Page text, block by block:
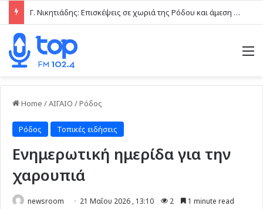
Γ. Νικητιάδης: Επισκέψεις σε χωριά της Ρόδου και άμεση επαφή με τις τοπικές κοινωνίες το τελευταίο δεκαήμερο
Home /ΑΙΓΑΙΟ /Ρόδος
Ρόδος Τοπικές ειδήσεις
Ενημερωτική ημερίδα για την
χαρουπιά
newsroom 21 Μαΐου 2026 , 13:10 2 1 minute read